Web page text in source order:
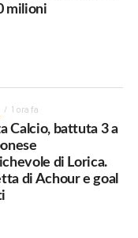
milioni
1 ora fa
Calcio, battuta 3 a
di Lorica.
di Achour e goal